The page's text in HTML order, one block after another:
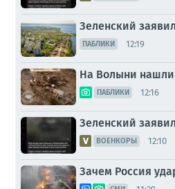
Зеленский
ПАБЛИКИ 12:19
На Волыни нашли
ПАБЛИКИ 12:16
Зеленский
ВОЕНКОРЫ 12:10
Зачем Россия